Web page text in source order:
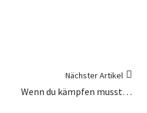
Nächster Artikel
Wenn du kämpfen musst…